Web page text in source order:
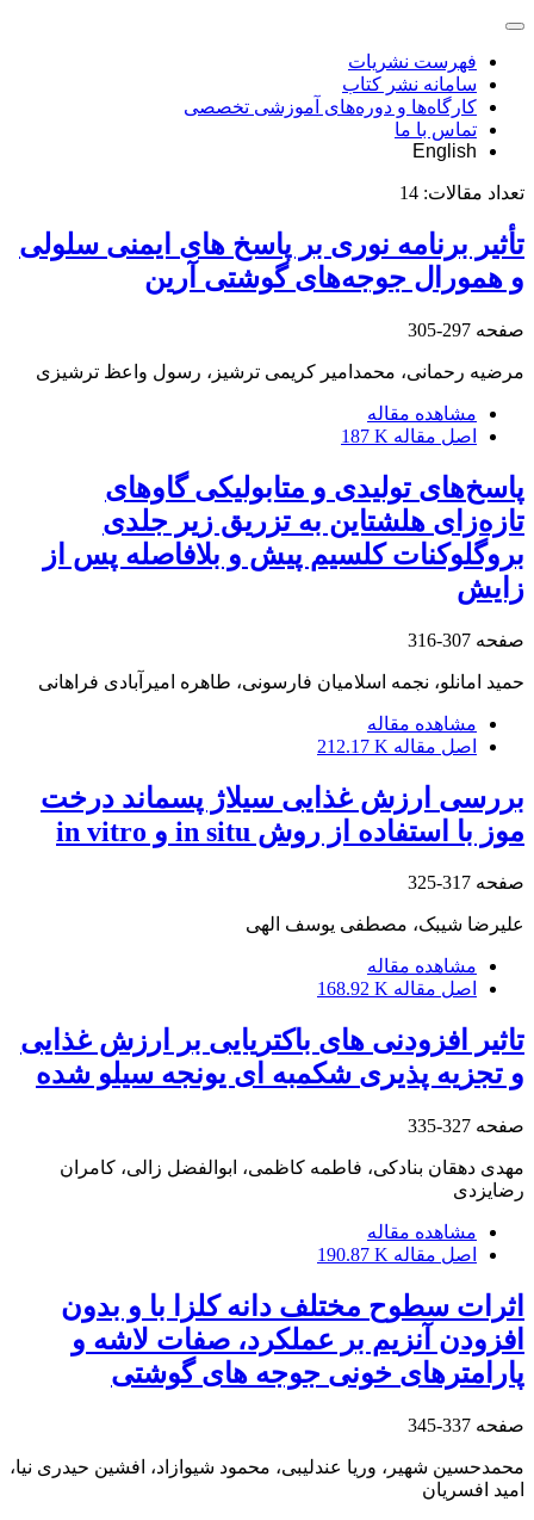
فهرست نشریات
سامانه نشر کتاب
کارگاه‌ها و دوره‌های آموزشی تخصصی
تماس با ما
English
تعداد مقالات: 14
تأثیر برنامه نوری بر پاسخ های ایمنی سلولی
و همورال جوجه‌های گوشتی آرین
صفحه 297-305
مرضیه رحمانی، محمدامیر کریمی ترشیز، رسول واعظ ترشیزی
مشاهده مقاله
اصل مقاله 187 K
پاسخ‌های تولیدی و متابولیکی گاوهای
تازه‌زای هلشتاین به تزریق زیر جلدی
بروگلوکنات کلسیم پیش و بلافاصله پس از
زایش
صفحه 307-316
حمید امانلو، نجمه اسلامیان فارسونی، طاهره امیرآبادی فراهانی
مشاهده مقاله
اصل مقاله 212.17 K
بررسی ارزش غذایی سیلاژ پسماند درخت
موز با استفاده از روش in situ و in vitro
صفحه 317-325
علیرضا شیبک، مصطفی یوسف الهی
مشاهده مقاله
اصل مقاله 168.92 K
تاثیر افزودنی های باکتریایی بر ارزش غذایی
و تجزیه پذیری شکمبه ای یونجه سیلو شده
صفحه 327-335
مهدی دهقان بنادکی، فاطمه کاظمی، ابوالفضل زالی، کامران
رضایزدی
مشاهده مقاله
اصل مقاله 190.87 K
اثرات سطوح مختلف دانه کلزا با و بدون
افزودن آنزیم بر عملکرد، صفات لاشه و
پارامترهای خونی جوجه های گوشتی
صفحه 337-345
محمدحسین شهیر، وریا عندلیبی، محمود شیوازاد، افشین حیدری نیا،
امید افسریان